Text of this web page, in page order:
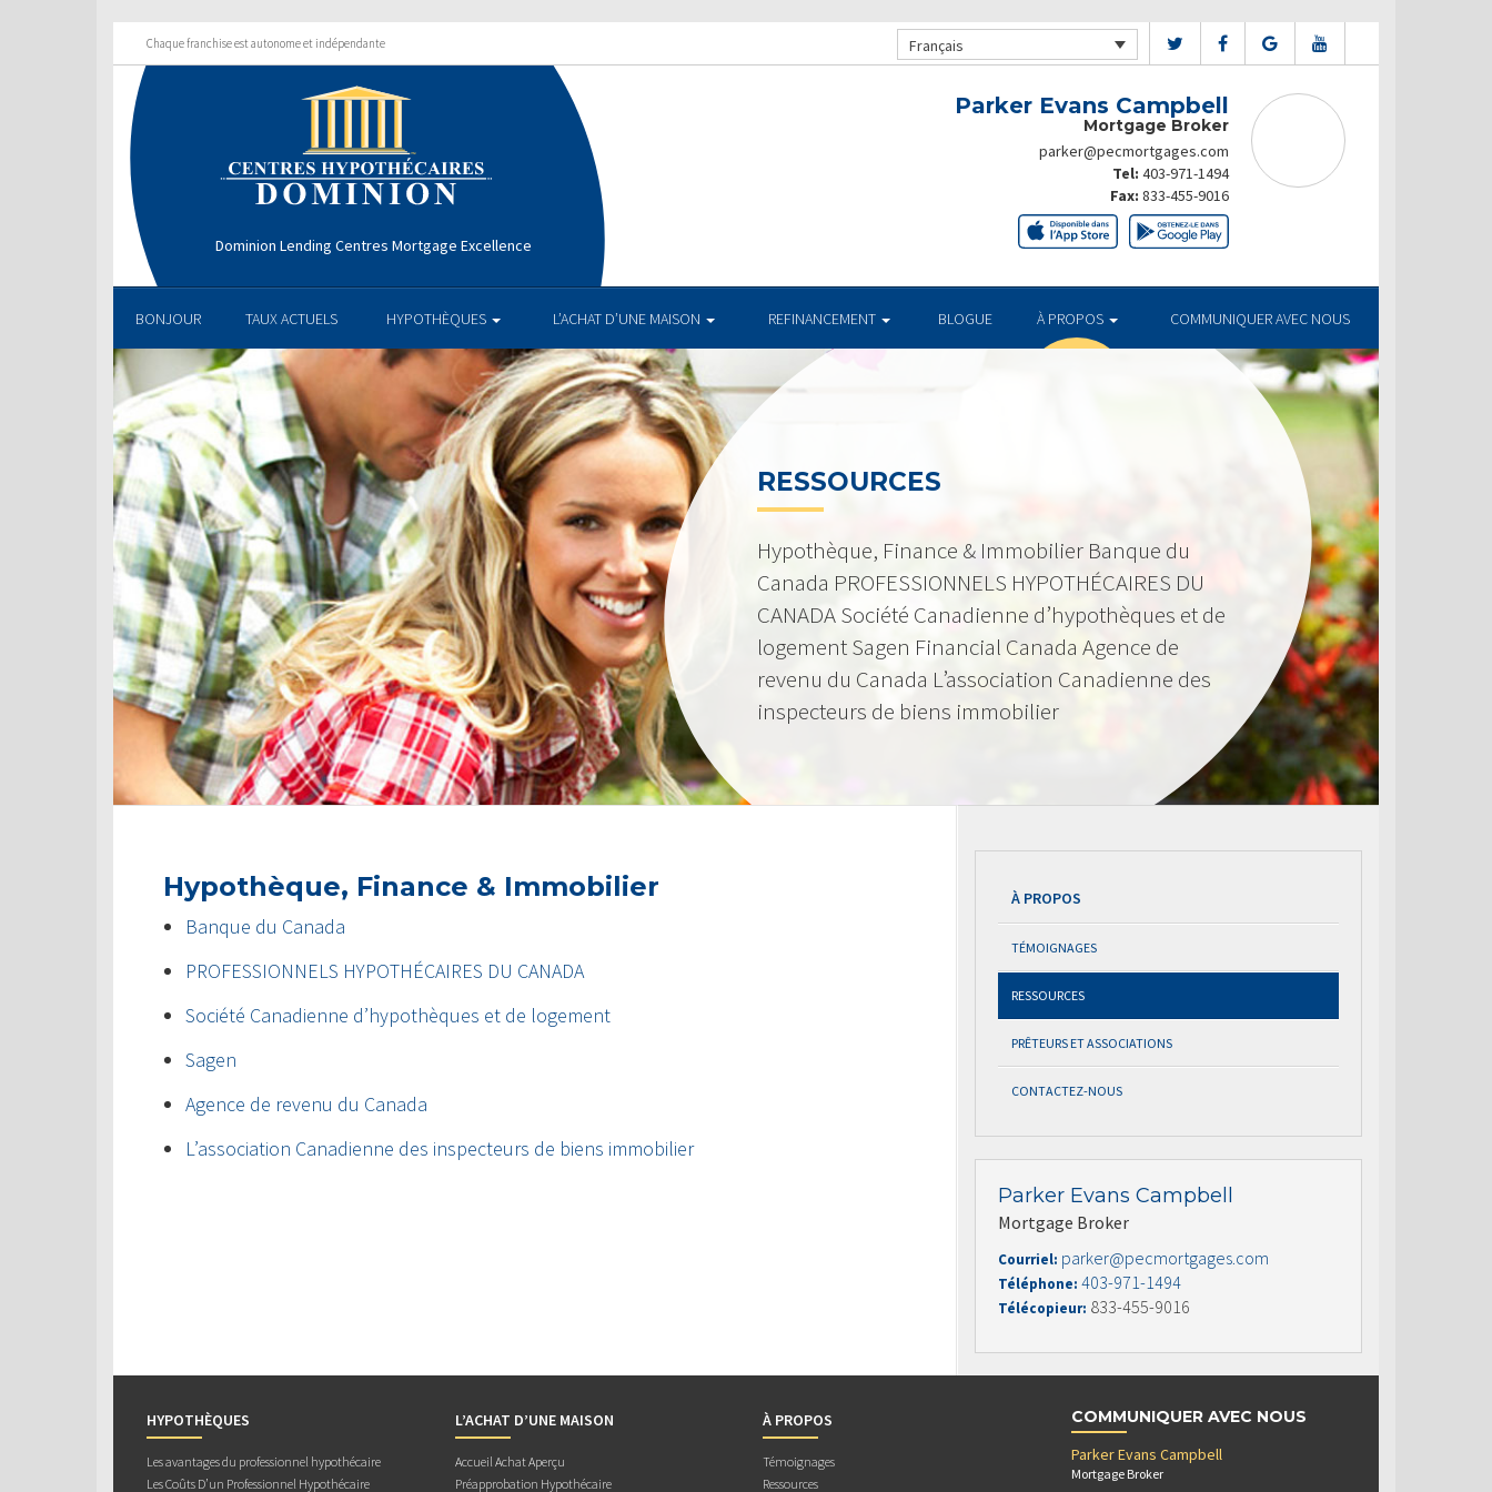
Chaque franchise est autonome et indépendante Français
Dominion Lending Centres Mortgage Excellence
Parker Evans Campbell
Mortgage Broker
parker@pecmortgages.com
Tel: 403-971-1494
Fax: 833-455-9016
BONJOUR TAUX ACTUELS HYPOTHÈQUES L’ACHAT D’UNE MAISON REFINANCEMENT BLOGUE À PROPOS COMMUNIQUER AVEC NOUS
RESSOURCES
Hypothèque, Finance & Immobilier Banque du
Canada PROFESSIONNELS HYPOTHÉCAIRES DU
CANADA Société Canadienne d’hypothèques et de
logement Sagen Financial Canada Agence de
revenu du Canada L’association Canadienne des
inspecteurs de biens immobilier
Hypothèque, Finance & Immobilier
Banque du Canada
PROFESSIONNELS HYPOTHÉCAIRES DU CANADA
Société Canadienne d’hypothèques et de logement
Sagen
Agence de revenu du Canada
L’association Canadienne des inspecteurs de biens immobilier
À PROPOS
TÉMOIGNAGES
RESSOURCES
PRÊTEURS ET ASSOCIATIONS
CONTACTEZ-NOUS
Parker Evans Campbell
Mortgage Broker
Courriel: parker@pecmortgages.com
Téléphone: 403-971-1494
Télécopieur: 833-455-9016
HYPOTHÈQUES
Les avantages du professionnel hypothécaire
Les Coûts D’un Professionnel Hypothécaire
L’ACHAT D’UNE MAISON
Accueil Achat Aperçu
Préapprobation Hypothécaire
À PROPOS
Témoignages
Ressources
COMMUNIQUER AVEC NOUS
Parker Evans Campbell
Mortgage Broker